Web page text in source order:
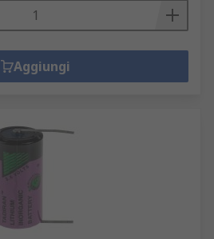
Aggiungi